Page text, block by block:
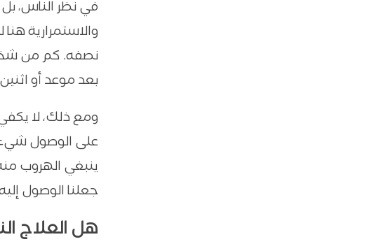
في نظر الناس،
والاستمرارية
نصفه. كم من
بعد موعد أو
ومع ذلك، لا
على الوصول شيء،
ينبغي الهروب
جعلنا الوصول
هل العلاج